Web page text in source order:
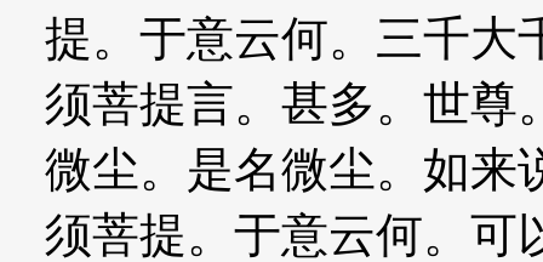
提。于意云何。三千大
须菩提言。甚多。世尊
微尘。是名微尘。如来
须菩提。于意云何。可